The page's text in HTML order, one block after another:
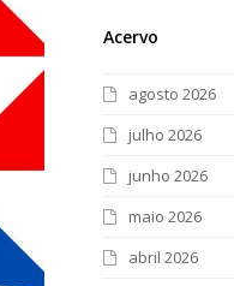
Acervo
agosto 2026
julho 2026
junho 2026
maio 2026
abril 2026